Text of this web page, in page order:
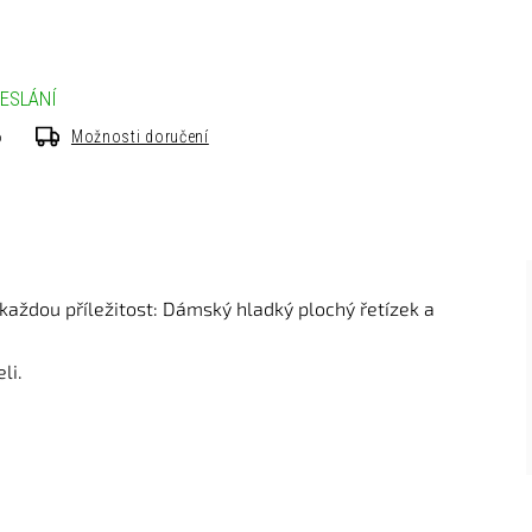
příležitost: Dámský hladký plochý řetízek a
Možnosti doručení